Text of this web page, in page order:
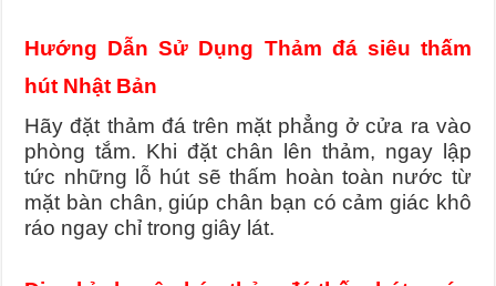
Hướng Dẫn Sử Dụng Thảm đá siêu thấm
hút Nhật Bản
Hãy đặt thảm đá trên mặt phẳng ở cửa ra vào
phòng tắm. Khi đặt chân lên thảm, ngay lập
tức những lỗ hút sẽ thấm hoàn toàn nước từ
mặt bàn chân, giúp chân bạn có cảm giác khô
ráo ngay chỉ trong giây lát.